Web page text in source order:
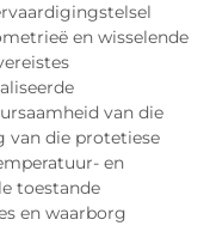
en wisselende
van die
van die protetiese
en
toestande
en waarborg